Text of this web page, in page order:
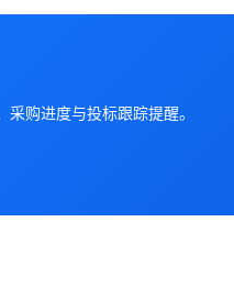
购进度与投标跟踪提醒。